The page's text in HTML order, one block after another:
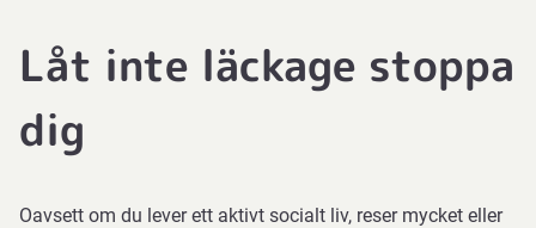
Låt inte läckage stoppa
dig
Oavsett om du lever ett aktivt socialt liv, reser mycket eller